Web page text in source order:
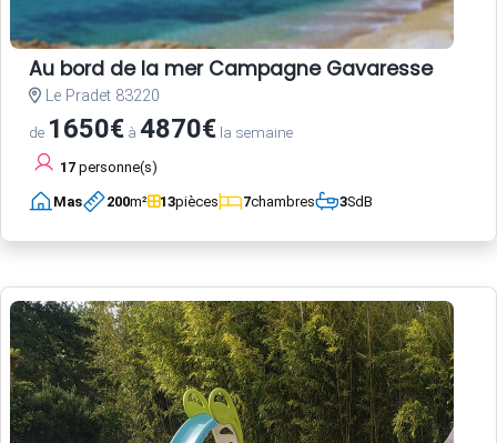
Au bord de la mer Campagne Gavaresse
Le Pradet 83220
de 1650€ à 4870€ la semaine
17 personne(s)
Mas 200m² 13pièces 7chambres 3SdB